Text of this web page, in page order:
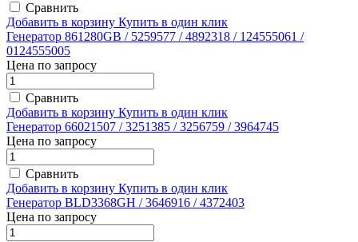
Сравнить
Добавить в корзину Купить в один клик
Генератор 861280GB / 5259577 / 4892318 / 124555061 /
0124555005
Цена по запросу
Сравнить
Добавить в корзину Купить в один клик
Генератор 66021507 / 3251385 / 3256759 / 3964745
Цена по запросу
Сравнить
Добавить в корзину Купить в один клик
Генератор BLD3368GH / 3646916 / 4372403
Цена по запросу